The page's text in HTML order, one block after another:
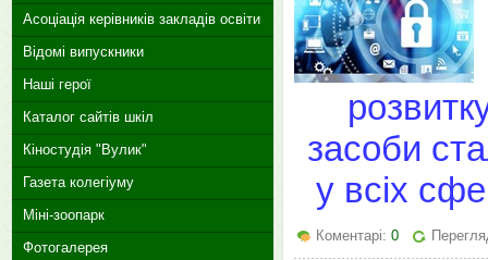
засоби
у всіх
Коментарі: 0
Асоціація керівників закладів освіти
Відомі випускники
Наші герої
Каталог сайтів шкіл
Кіностудія "Вулик"
Газета колегіуму
Міні-зоопарк
Фотогалерея